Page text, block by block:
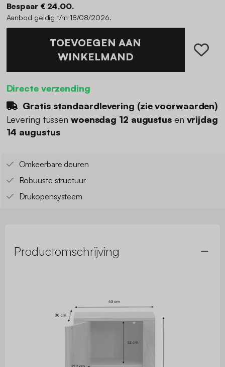
Bespaar € 24,00.
Aanbod geldig t/m 18/08/2026.
TOEVOEGEN AAN
WINKELMAND
Directe verzending
Gratis standaardlevering (zie voorwaarden)
Levering tussen woensdag 12 augustusen vrijdag
14 augustus
Omkeerbare deuren
Robuuste structuur
Drukopensysteem
Productomschrijving